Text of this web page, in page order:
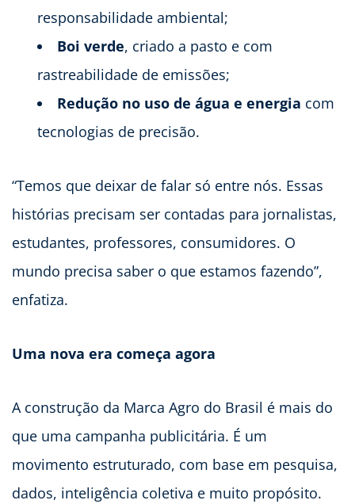
responsabilidade ambiental;
Boi verde, criado a pasto e com
rastreabilidade de emissões;
Redução no uso de água e energia com
tecnologias de precisão.
“Temos que deixar de falar só entre nós. Essas
histórias precisam ser contadas para jornalistas,
estudantes, professores, consumidores. O
mundo precisa saber o que estamos fazendo”,
enfatiza.
Uma nova era começa agora
A construção da Marca Agro do Brasil é mais do
que uma campanha publicitária. É um
movimento estruturado, com base em pesquisa,
dados, inteligência coletiva e muito propósito.